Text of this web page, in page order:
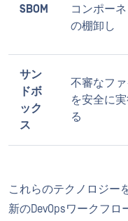
SBOM
コンポーネ
の棚卸し
サン
ドボ
ック
ス
不審なフ
を安全に
る
これらのテクノロジー
新のDevOpsワークフ